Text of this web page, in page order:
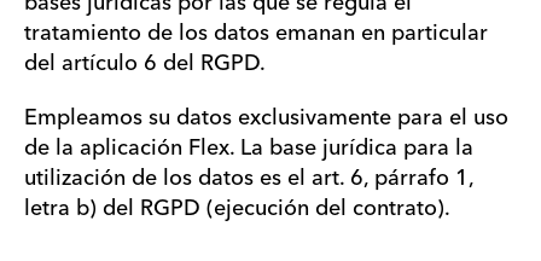
tratamiento de los datos emanan en particular
del artículo 6 del RGPD.
Empleamos su datos exclusivamente para el uso
de la aplicación Flex. La base jurídica para la
utilización de los datos es el art. 6, párrafo 1,
letra b) del RGPD (ejecución del contrato).